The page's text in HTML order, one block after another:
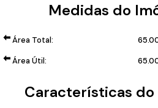
Medidas do
Área Total: 65
Área Útil:
65
Características do